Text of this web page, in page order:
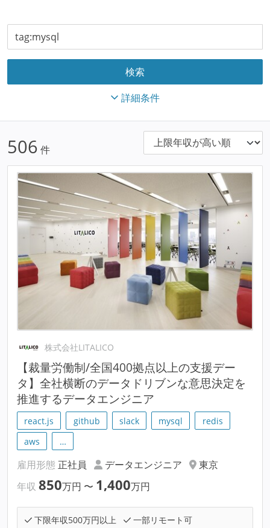
詳細条件
506 件
株式会社LITALICO
【裁量労働制/全国400拠点以上の支援デー
タ】全社横断のデータドリブンな意思決定を
推進するデータエンジニア
react.js github slack mysql
redis
aws
…
雇用形態 正社員 データエンジニア
東京
年収 850万円 〜 1,400万円
下限年収500万円以上
一部リモート可